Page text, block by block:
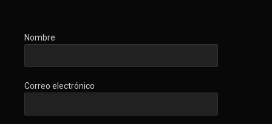
Nombre
Correo electrónico